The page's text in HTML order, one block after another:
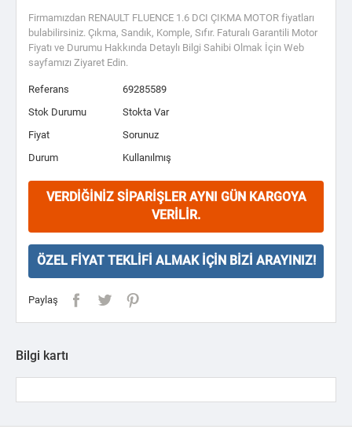
Firmamızdan RENAULT FLUENCE 1.6 DCI ÇIKMA MOTOR fiyatları
bulabilirsiniz. Çıkma, Sandık, Komple, Sıfır. Faturalı Garantili Motor
Fiyatı ve Durumu Hakkında Detaylı Bilgi Sahibi Olmak İçin Web
sayfamızı Ziyaret Edin.
Referans
69285589
Stok Durumu
Stokta Var
Fiyat
Sorunuz
Durum
Kullanılmış
VERDIĞINIZ SIPARIŞLER AYNI GÜN KARGOYA
VERILIR.
ÖZEL FIYAT TEKLIFI ALMAK İÇIN BIZI ARAYINIZ!
Paylaş
Bilgi kartı